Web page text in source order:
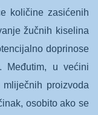
količine zasićenih
žučnih kiselina
doprinose
Međutim, u većini
proizvoda
osobito ako se